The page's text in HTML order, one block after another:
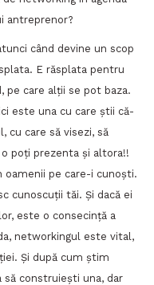
antreprenor?
când devine un scop
E răsplata pentru
pe care alții se pot baza.
este una cu care știi că-
cu care să visezi, să
poți prezenta și altora!!
oamenii pe care-i cunoști.
cunoscuții tăi. Și dacă ei
este o consecință a
networkingul este vital,
Și după cum știm
să construiești una, dar